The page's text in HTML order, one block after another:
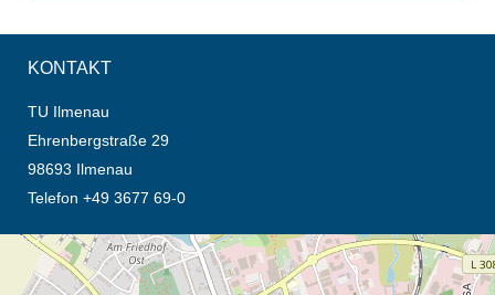
KONTAKT
TU Ilmenau
Ehrenbergstraße 29
98693 Ilmenau
Telefon +49 3677 69-0
Öffnet die Anfahrtsbeschreibung in neuem Tab (Karte)